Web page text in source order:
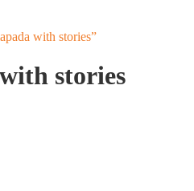
with stories”
stories